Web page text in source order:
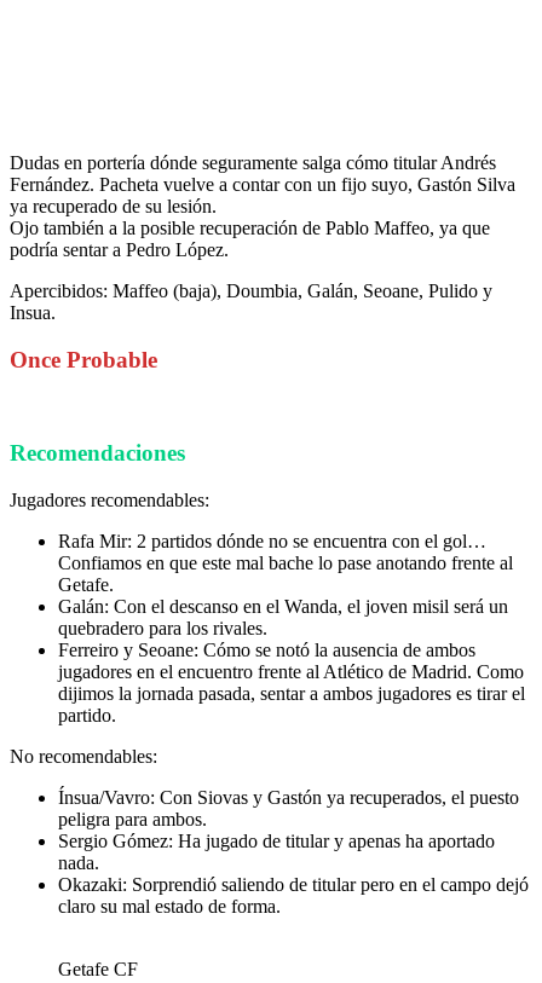
Dudas en portería dónde seguramente salga cómo titular Andrés
Fernández. Pacheta vuelve a contar con un fijo suyo, Gastón Silva
ya recuperado de su lesión.
Ojo también a la posible recuperación de Pablo Maffeo, ya que
podría sentar a Pedro López.
Apercibidos: Maffeo (baja), Doumbia, Galán, Seoane, Pulido y
Insua.
Once Probable
Recomendaciones
Jugadores recomendables:
Rafa Mir: 2 partidos dónde no se encuentra con el gol…
Confiamos en que este mal bache lo pase anotando frente al
Getafe.
Galán: Con el descanso en el Wanda, el joven misil será un
quebradero para los rivales.
Ferreiro y Seoane: Cómo se notó la ausencia de ambos
jugadores en el encuentro frente al Atlético de Madrid. Como
dijimos la jornada pasada, sentar a ambos jugadores es tirar el
partido.
No recomendables:
Ínsua/Vavro: Con Siovas y Gastón ya recuperados, el puesto
peligra para ambos.
Sergio Gómez: Ha jugado de titular y apenas ha aportado
nada.
Okazaki: Sorprendió saliendo de titular pero en el campo dejó
claro su mal estado de forma.
Getafe CF